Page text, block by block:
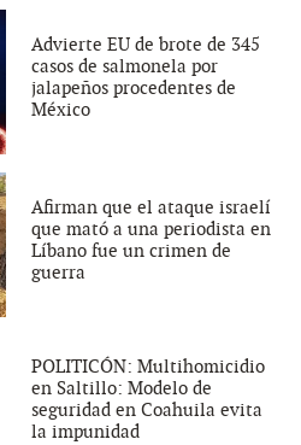
Advierte EU de brote de 345
casos de salmonela por
jalapeños procedentes de
México
Afirman que el ataque israelí
que mató a una periodista en
Líbano fue un crimen de
guerra
POLITICÓN: Multihomicidio
en Saltillo: Modelo de
seguridad en Coahuila evita
la impunidad